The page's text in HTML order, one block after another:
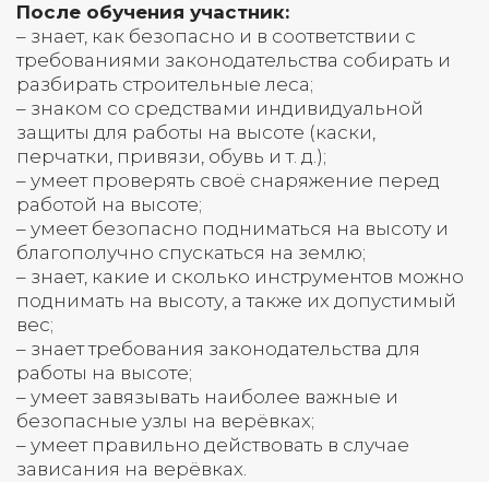
После обучения участник:
– знает, как безопасно и в соответствии с
требованиями законодательства собирать и
разбирать строительные леса;
– знаком со средствами индивидуальной
защиты для работы на высоте (каски,
перчатки, привязи, обувь и т. д.);
– умеет проверять своё снаряжение перед
работой на высоте;
– умеет безопасно подниматься на высоту и
благополучно спускаться на землю;
– знает, какие и сколько инструментов можно
поднимать на высоту, а также их допустимый
вес;
– знает требования законодательства для
работы на высоте;
– умеет завязывать наиболее важные и
безопасные узлы на верёвках;
– умеет правильно действовать в случае
зависания на верёвках.